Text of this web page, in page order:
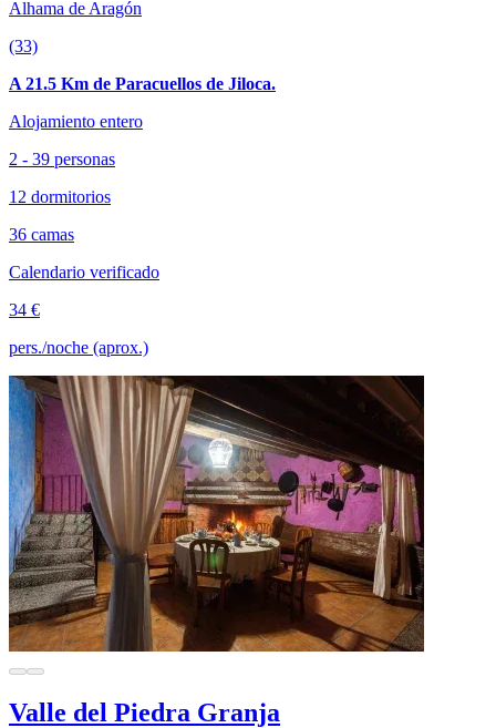
Alhama de Aragón
(33)
A 21.5 Km de Paracuellos de Jiloca.
Alojamiento entero
2 - 39 personas
12 dormitorios
36 camas
Calendario verificado
34 €
pers./noche (aprox.)
Valle del Piedra Granja